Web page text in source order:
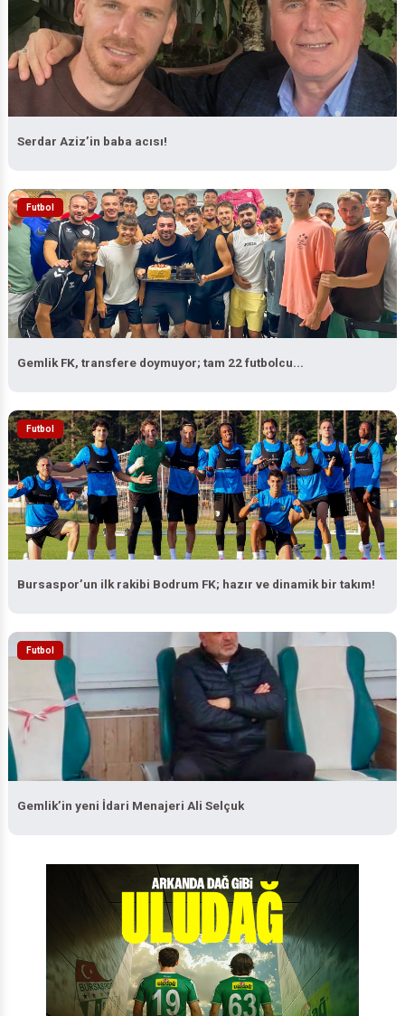
Serdar Aziz’in baba acısı!
Futbol
Gemlik FK, transfere doymuyor; tam 22 futbolcu...
Futbol
Bursaspor’un ilk rakibi Bodrum FK; hazır ve dinamik bir takım!
Futbol
Gemlik’in yeni İdari Menajeri Ali Selçuk